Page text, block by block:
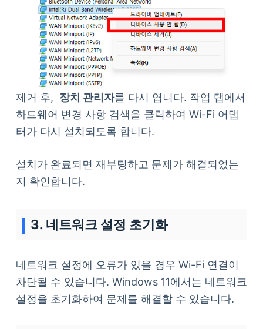
제거 후, 장치 관리자를 다시 엽니다. 작업 탭에서
하드웨어 변경 사항 검색을 클릭하여 Wi-Fi 어댑
터가 다시 설치되도록 합니다.
설치가 완료되면 재부팅하고 문제가 해결되었는
지 확인합니다.
3. 네트워크 설정 초기화
네트워크 설정에 오류가 있을 경우 Wi-Fi 연결이
차단될 수 있습니다. Windows 11에서는 네트워크
설정을 초기화하여 문제를 해결할 수 있습니다.